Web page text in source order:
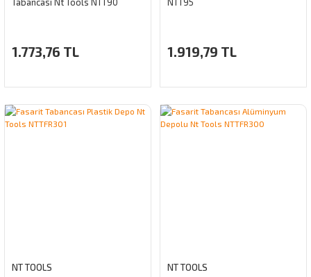
1.773,76 TL 1.919,79 TL
NT TOOLS
NT TOOLS